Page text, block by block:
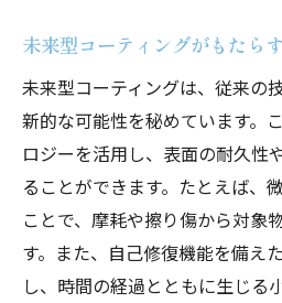
エーワンA1の新製品が実
持続可能なコーティン
エーワンA1が提案す
解決策
リサイクル素材を用
環境に貢献するコー
エーワンA1の持続可
未来型コーティングがもたら
未来型コーティングは、従来の
新的な可能性を秘めています。
ロジーを活用し、表面の耐久性
ることができます。たとえば、
ことで、摩耗や擦り傷から対象
す。また、自己修復機能を備え
し、時間の経過とともに生じる